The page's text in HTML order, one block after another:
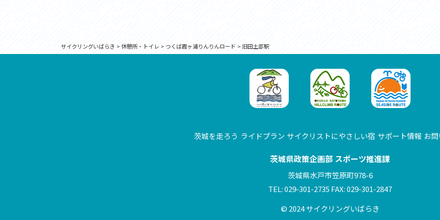
サイクリングいばらき >休憩所・トイレ>つくば霞ヶ浦りんりんロード > 旧田土部駅
茨城を走ろう ライドプラン サイクリストにやさしい宿 サポート情報 お
茨城県政策企画部 スポーツ推進課
茨城県水戸市笠原町978-6
TEL: 029-301-2735 FAX: 029-301-2847
© 2024 サイクリングいばらき